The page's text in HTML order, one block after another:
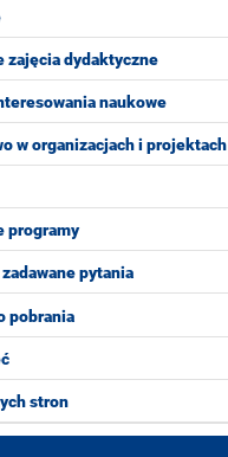
zajęcia dydaktyczne
naukowe
w organizacjach i projektach
programy
pytania
pobrania
stron